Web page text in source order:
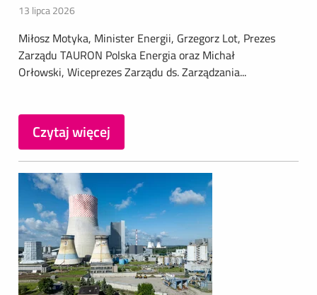
13 lipca 2026
Miłosz Motyka, Minister Energii, Grzegorz Lot, Prezes
Zarządu TAURON Polska Energia oraz Michał
Orłowski, Wiceprezes Zarządu ds. Zarządzania...
Czytaj więcej